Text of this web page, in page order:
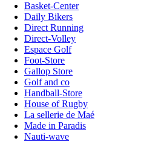
Basket-Center
Daily Bikers
Direct Running
Direct-Volley
Espace Golf
Foot-Store
Gallop Store
Golf and co
Handball-Store
House of Rugby
La sellerie de Maé
Made in Paradis
Nauti-wave